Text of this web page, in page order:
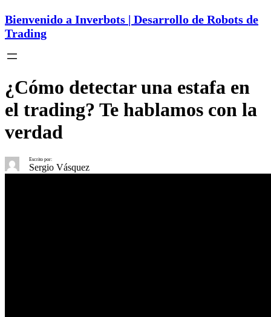
Bienvenido a Inverbots | Desarrollo de Robots de
Trading
¿Cómo detectar una estafa en
el trading? Te hablamos con la
verdad
Escrito por:
Sergio Vásquez